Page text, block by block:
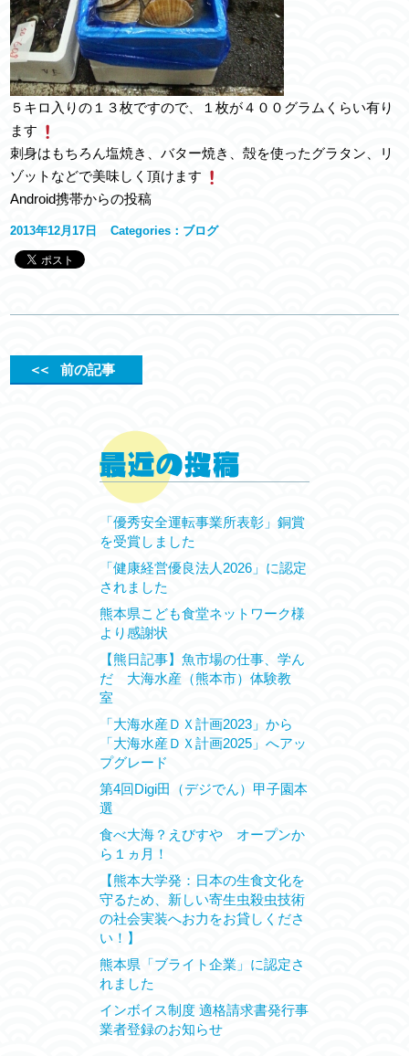
５キロ入りの１３枚ですので、１枚が４００グラムくらい有り
ます
刺身はもちろん塩焼き、バター焼き、殻を使ったグラタン、リ
ゾットなどで美味しく頂けます
Android携帯からの投稿
2013年12月17日 Categories： ブログ
＜＜前の記事
「優秀安全運転事業所表彰」銅賞
を受賞しました
「健康経営優良法人2026」に認定
されました
熊本県こども食堂ネットワーク様
より感謝状
【熊日記事】魚市場の仕事、学ん
だ 大海水産（熊本市）体験教
室
「大海水産ＤＸ計画2023」から
「大海水産ＤＸ計画2025」へアッ
プグレード
第4回Digi田（デジでん）甲子園本
選
食べ大海？えびすや オープンか
ら１ヵ月！
【熊本大学発：日本の生食文化を
守るため、新しい寄生虫殺虫技術
の社会実装へお力をお貸しくださ
い！】
熊本県「ブライト企業」に認定さ
れました
インボイス制度 適格請求書発行事
業者登録のお知らせ